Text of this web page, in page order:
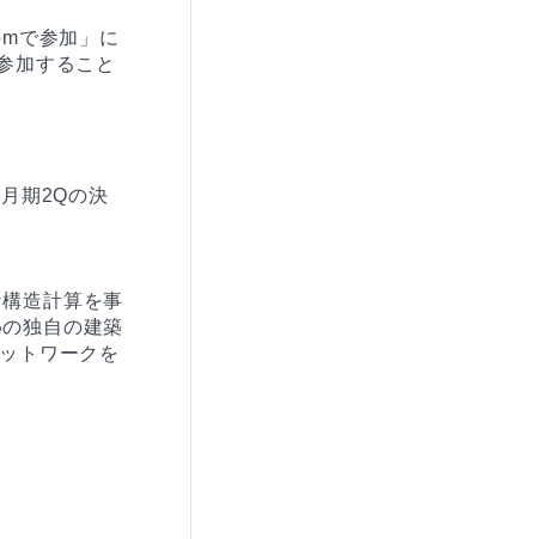
で参加」に
加すること
期2Qの決
造計算を事
独自の建築
トワークを